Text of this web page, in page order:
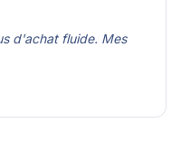
d'achat fluide. Mes